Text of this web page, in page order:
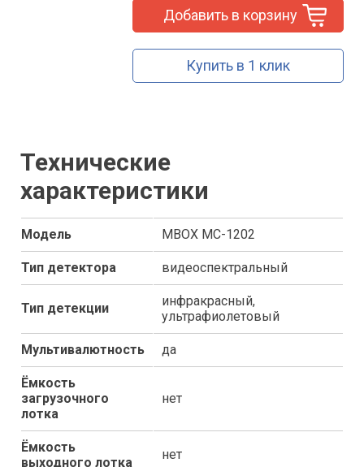
Добавить в корзину
Купить в 1 клик
Технические
характеристики
Модель MBOX MC-1202
Тип детектора видеоспектральный
Тип детекции
инфракрасный,
ультрафиолетовый
Мультивалютность да
Ёмкость
загрузочного
лотка
нет
Ёмкость
выходного лотка
нет